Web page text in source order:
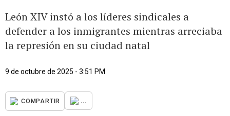
León XIV instó a los líderes sindicales a
defender a los inmigrantes mientras arreciaba
la represión en su ciudad natal
9 de octubre de 2025 - 3:51 PM
COMPARTIR ...